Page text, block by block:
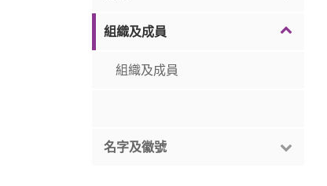
組織及成員
組織及成員
名字及徽號